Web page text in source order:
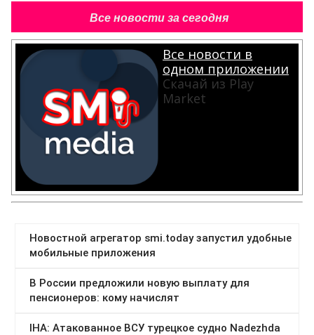
Все новости за сегодня
Все новости в
одном приложении
Скачай из Play
Market